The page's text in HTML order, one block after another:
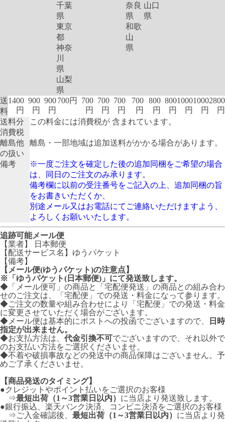
千葉
県
東京
都
神奈
川
県
山梨
県
奈良
県
和歌
山
県
山口
県
送
料
1400
円
900
円
900
円
700円
700
円
700
円
700
円
700
円
800
円
800
円
1000
円
1000
円
2800
円
送料分
消費税
この料金には消費税が 含まれています。
離島他
の扱い
離島・一部地域は追加送料がかかる場合があります。
備考
※一度ご注文を確定した後の追加同梱をご希望の場合
は、同日のご注文のみ承ります。
備考欄に以前の受注番号をご記入の上、追加同梱の旨
をお書きいただくか、
別途メール又はお電話にてご連絡いただけますよう、
よろしくお願いいたします。
追跡可能メール便
【業者】 日本郵便
【配送サービス名】ゆうパケット
【備考】
【メール便(ゆうパケット)の注意点】
※「ゆうパケット(日本郵便)」にて発送致します。
◆「メール便可」の商品と「宅配便発送」の商品との組み合わ
せのご注文は、「宅配便」での発送・料金になって参ります。
◆ご注文の数量や組み合わせにより「宅配便」での発送・料金
に変更させていただく場合がございます。
◆メール便は基本的にポストへの投函でございますので、
日時
指定が出来ません。
◆お支払方法は、 代金引換不可でございますので、それ以外で
のお支払い方法をご選択くださいませ。
◆不着や破損事故などの発送中の商品保障はございません。予
めご了承くださいませ。
【商品発送のタイミング】
●クレジットやポイント払いをご選択のお客様
⇒最短出荷（1～3営業日以内） に当店より発送致します。
●銀行振込、楽天バンク決済、コンビニ決済をご選択のお客様
⇒ご入金確認後、 最短出荷（1～3営業日以内） に当店より発